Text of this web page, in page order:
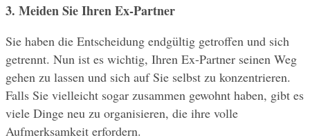
3. Meiden Sie Ihren Ex-Partner
Sie haben die Entscheidung endgültig getroffen und sich
getrennt. Nun ist es wichtig, Ihren Ex-Partner seinen Weg
gehen zu lassen und sich auf Sie selbst zu konzentrieren.
Falls Sie vielleicht sogar zusammen gewohnt haben, gibt es
viele Dinge neu zu organisieren, die ihre volle
Aufmerksamkeit erfordern.